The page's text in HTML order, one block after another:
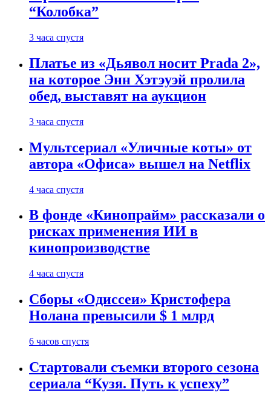
“Колобка”
3 часа спустя
Платье из «Дьявол носит Prada 2»,
на которое Энн Хэтэуэй пролила
обед, выставят на аукцион
3 часа спустя
Мультсериал «Уличные коты» от
автора «Офиса» вышел на Netflix
4 часа спустя
В фонде «Кинопрайм» рассказали о
рисках применения ИИ в
кинопроизводстве
4 часа спустя
Сборы «Одиссеи» Кристофера
Нолана превысили $ 1 млрд
6 часов спустя
Стартовали съемки второго сезона
сериала “Кузя. Путь к успеху”